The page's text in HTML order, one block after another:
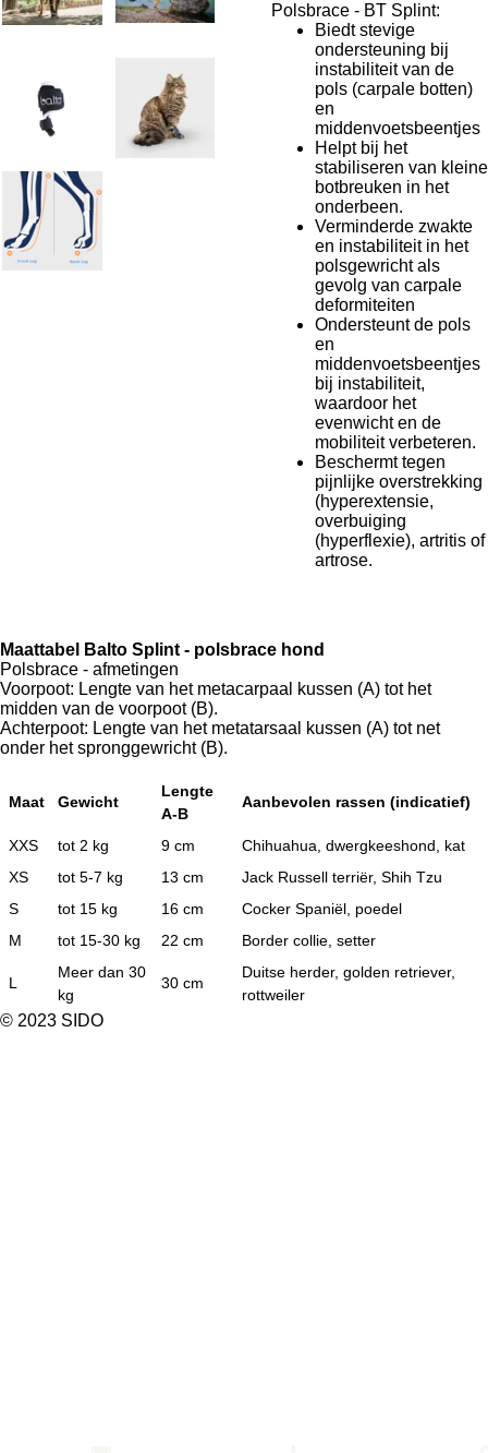
Polsbrace - BT Splint:
Biedt stevige
ondersteuning bij
instabiliteit van de
pols (carpale botten)
en
middenvoetsbeentjes
Helpt bij het
stabiliseren van kleine
botbreuken in het
onderbeen.
Verminderde zwakte
en instabiliteit in het
polsgewricht als
gevolg van carpale
deformiteiten
Ondersteunt de pols
en
middenvoetsbeentjes
bij instabiliteit,
waardoor het
evenwicht en de
mobiliteit verbeteren.
Beschermt tegen
pijnlijke overstrekking
(hyperextensie,
overbuiging
(hyperflexie), artritis of
artrose.
Maattabel Balto Splint - polsbrace hond
Polsbrace - afmetingen
Voorpoot: Lengte van het metacarpaal kussen (A) tot het
midden van de voorpoot (B).
Achterpoot: Lengte van het metatarsaal kussen (A) tot net
onder het spronggewricht (B).
Maat Gewicht
Lengte
A-B
Aanbevolen rassen (indicatief)
XXS tot 2 kg 9 cm
Chihuahua, dwergkeeshond, kat
XS
tot 5-7 kg 13 cm
Jack Russell terriër, Shih Tzu
S
tot 15 kg 16 cm
Cocker Spaniël, poedel
M
tot 15-30 kg 22 cm Border collie, setter
L
Meer dan 30
kg
30 cm
Duitse herder, golden retriever,
rottweiler
© 2023 SIDO